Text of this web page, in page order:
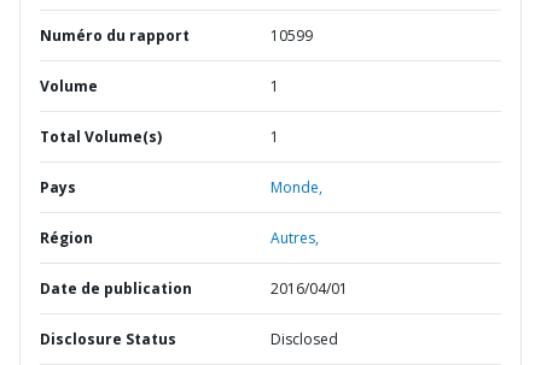
Numéro du rapport 10599
Volume 1
Total Volume(s) 1
Pays Monde,
Région Autres,
Date de publication 2016/04/01
Disclosure Status Disclosed